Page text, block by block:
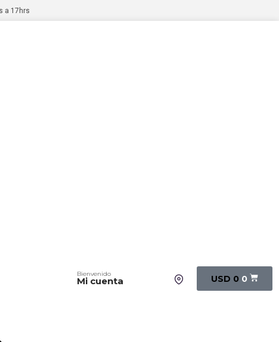
a 17hrs
Bienvenido
Mi cuenta USD 0 0